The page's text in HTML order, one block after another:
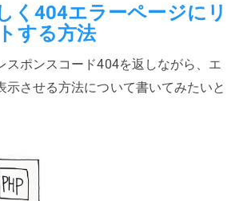
く404エラーページにリ
する方法
スポンスコード404を返しながら、エ
示させる方法について書いてみたいと